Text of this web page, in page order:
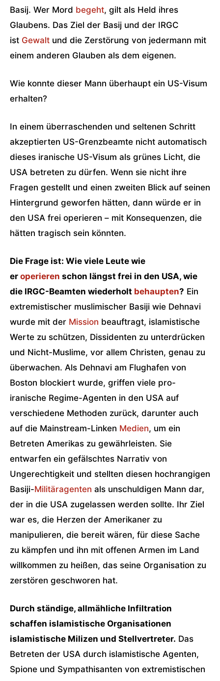
Basij. Wer Mord begeht, gilt als Held ihres
Glaubens. Das Ziel der Basij und der IRGC
ist Gewalt und die Zerstörung von jedermann mit
einem anderen Glauben als dem eigenen.
Wie konnte dieser Mann überhaupt ein US-Visum
erhalten?
In einem überraschenden und seltenen Schritt
akzeptierten US-Grenzbeamte nicht automatisch
dieses iranische US-Visum als grünes Licht, die
USA betreten zu dürfen. Wenn sie nicht ihre
Fragen gestellt und einen zweiten Blick auf seinen
Hintergrund geworfen hätten, dann würde er in
den USA frei operieren – mit Konsequenzen, die
hätten tragisch sein könnten.
Die Frage ist: Wie viele Leute wie
er operieren schon längst frei in den USA, wie
die IRGC-Beamten wiederholt behaupten? Ein
extremistischer muslimischer Basiji wie Dehnavi
wurde mit der Mission beauftragt, islamistische
Werte zu schützen, Dissidenten zu unterdrücken
und Nicht-Muslime, vor allem Christen, genau zu
überwachen. Als Dehnavi am Flughafen von
Boston blockiert wurde, griffen viele pro-
iranische Regime-Agenten in den USA auf
verschiedene Methoden zurück, darunter auch
auf die Mainstream-Linken Medien, um ein
Betreten Amerikas zu gewährleisten. Sie
entwarfen ein gefälschtes Narrativ von
Ungerechtigkeit und stellten diesen hochrangigen
Basiji-Militäragenten als unschuldigen Mann dar,
der in die USA zugelassen werden sollte. Ihr Ziel
war es, die Herzen der Amerikaner zu
manipulieren, die bereit wären, für diese Sache
zu kämpfen und ihn mit offenen Armen im Land
willkommen zu heißen, das seine Organisation zu
zerstören geschworen hat.
Durch ständige, allmähliche Infiltration
schaffen islamistische Organisationen
islamistische Milizen und Stellvertreter. Das
Betreten der USA durch islamistische Agenten,
Spione und Sympathisanten von extremistischen